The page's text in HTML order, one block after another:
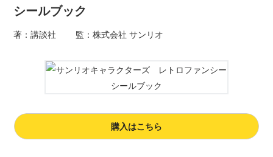
シールブック
著：講談社 監：株式会社 サンリオ
購入はこちら